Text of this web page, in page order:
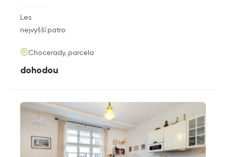
rozměry
dispozice
Les
funkce
nejvyšší patro
adresa
Chocerady, parcela
cena
dohodou